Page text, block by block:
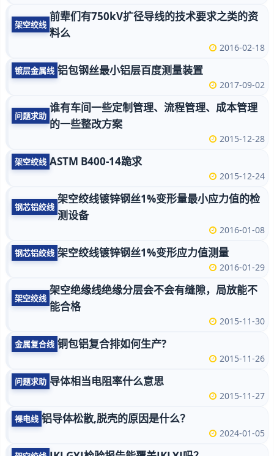
架空绞线
前辈们有750kV扩径导线的技术要求之类的资
料么
2016-02-18
镀层金属线 铝包钢丝最小铝层百度测量装置
2017-09-02
问题求助
谁有车间一些定制管理、流程管理、成本管理
的一些整改方案
2015-12-28
架空绞线 ASTM B400-14跪求
2015-12-24
钢芯铝绞线
架空绞线镀锌钢丝1%变形量最小应力值的检
测设备
2016-01-08
钢芯铝绞线 架空绞线镀锌钢丝1%变形应力值测量
2016-01-29
架空绞线
架空绝缘线绝缘分层会不会有缝隙，局放能不
能合格
2015-11-30
金属复合线 铜包铝复合排如何生产?
2015-11-26
问题求助 导体相当电阻率什么意思
2015-11-27
裸电线 铝导体松散,脱壳的原因是什么？
2024-01-05